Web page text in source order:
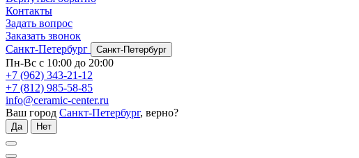
Контакты
Задать вопрос
Заказать звонок
Санкт-Петербург
Санкт-Петербург
Пн-Вс с 10:00 до 20:00
+7 (962) 343-21-12
+7 (812) 985-58-85
info@ceramic-center.ru
Ваш город Санкт-Петербург, верно?
Да Нет